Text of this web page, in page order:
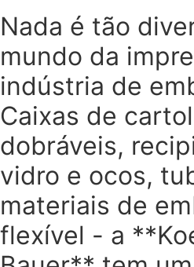
Nada é tão
mundo da
indústria de
Caixas de
dobráveis,
vidro e ocos,
materiais de
flexível - a